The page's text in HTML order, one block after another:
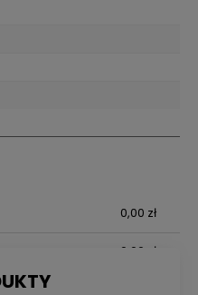
kosztów płatności
0,00 zł
0,00 zł